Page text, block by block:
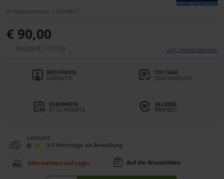
Artikelnummer: 12264867
€ 90,00
Brutto:€ 107,10 zzgl. Versandkosten
Lieferzeit:
3-5 Werktage ab Bestellung
Alternativen auf Lager Auf die Wunschliste